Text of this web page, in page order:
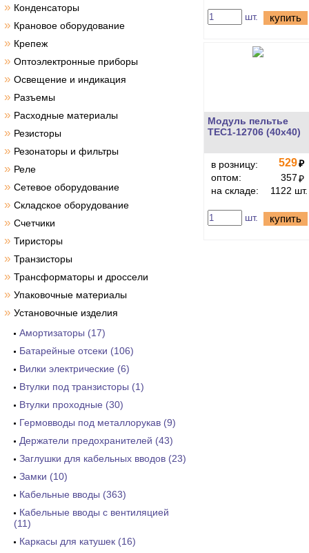
» Конденсаторы
» Крановое оборудование
» Крепеж
» Оптоэлектронные приборы
» Освещение и индикация
» Разъемы
» Расходные материалы
» Резисторы
» Резонаторы и фильтры
» Реле
» Сетевое оборудование
» Складское оборудование
» Счетчики
» Тиристоры
» Транзисторы
» Трансформаторы и дроссели
» Упаковочные материалы
» Установочные изделия
Амортизаторы (17)
Батарейные отсеки (106)
Вилки электрические (6)
Втулки под транзисторы (1)
Втулки проходные (30)
Гермовводы под металлорукав (9)
Держатели предохранителей (43)
Заглушки для кабельных вводов (23)
Замки (10)
Кабельные вводы (363)
Кабельные вводы с вентиляцией
(11)
Каркасы для катушек (16)
шт. купить
Модуль пельтье
TEC1-12706 (40x40)
в розницу: 529₽
оптом:
357₽
на складе:
1122 шт.
шт. купить